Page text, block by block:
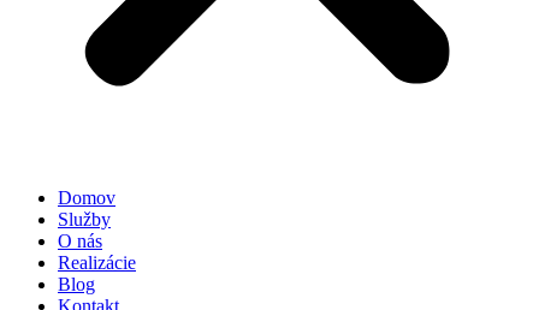
Domov
Služby
O nás
Realizácie
Blog
Kontakt